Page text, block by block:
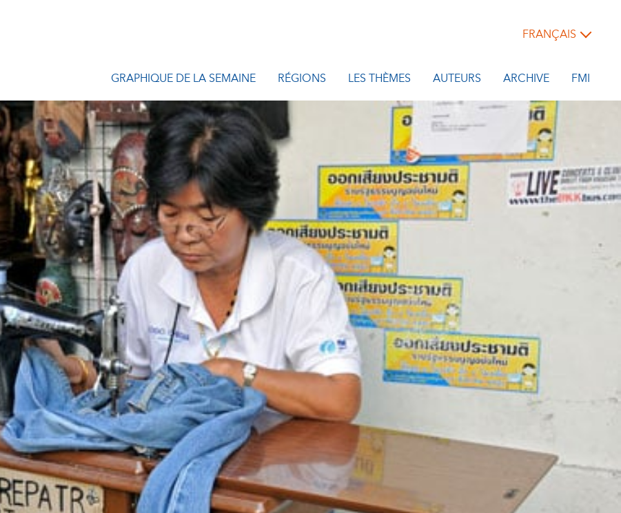
FRANÇAIS
GRAPHIQUE DE LA SEMAINE RÉGIONS LES THÈMES AUTEURS ARCHIVE FMI